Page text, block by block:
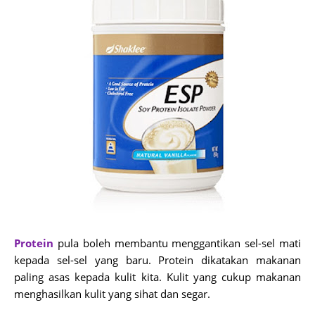
Protein pula boleh membantu menggantikan sel-sel mati
kepada sel-sel yang baru. Protein dikatakan makanan
paling asas kepada kulit kita. Kulit yang cukup makanan
menghasilkan kulit yang sihat dan segar.